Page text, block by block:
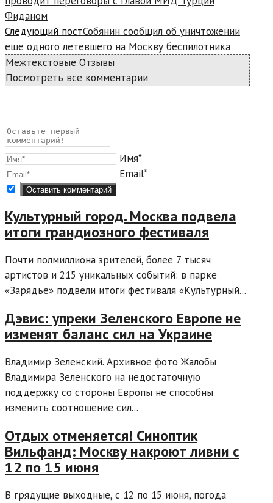
Фиданом
Следующий постСобянин сообщил об уничтожении
еще одного летевшего на Москву беспилотника
Межтекстовые Отзывы
Посмотреть все комментарии
Имя*
Email*
Культурный город. Москва подвела
итоги грандиозного фестиваля
Почти полмиллиона зрителей, более 7 тысяч
артистов и 215 уникальных событий: в парке
«Зарядье» подвели итоги фестиваля «Культурный...
Дэвис: упреки Зеленского Европе не
изменят баланс сил на Украине
Владимир Зеленский. Архивное фото Жалобы
Владимира Зеленского на недостаточную
поддержку со стороны Европы не способны
изменить соотношение сил...
Отдых отменяется! Синоптик
Вильфанд: Москву накроют ливни с
12 по 15 июня
В грядущие выходные, с 12 по 15 июня, погода